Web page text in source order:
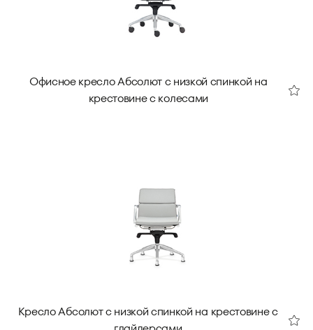
Офисное кресло Абсолют с низкой спинкой на
крестовине с колесами
Кресло Абсолют с низкой спинкой на крестовине с